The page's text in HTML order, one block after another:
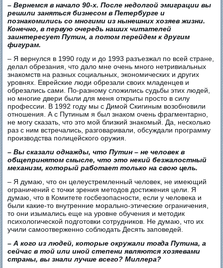
– Вернемся в начало 90-х. После недолгой эмиграции вы
решили заняться бизнесом в Петербурге и
познакомились со многими из нынешних хозяев жизни.
Конечно, в первую очередь наших читателей
заинтересует Путин, а потом перейдем к другим
фигурам.
– Я вернулся в 1990 году и до 1993 разъезжал по всей стране,
делал обрезания, что дало мне очень много нетривиальных
знакомств на разных социальных, экономических и других
уровнях. Еврейские люди обрезали своих младенцев и
обрезались сами. По-разному сложились судьбы этих людей,
но многие двери были для меня открыты просто в силу
профессии. В 1992 году мы с Димой Скигиным возобновили
отношения. А с Путиным я был знаком очень фрагментарно,
не могу сказать, что это мой близкий знакомый. Да, несколько
раз с ним встречались, разговаривали, обсуждали программу
производства полицейского оружия.
– Вы сказали однажды, что Путин – не человек в
общепринятом смысле, что это некий безжалостный
механизм, который работает только на свою цель.
– Я думаю, что он целеустремленный человек, не имеющий
ограничений с точки зрения методов достижения цели. Я
думаю, что в Комитете госбезопасности, если у человека и
были какие-то внутренние морально-этические ограничения,
то они изымались еще на уровне обучения и методик
психологической подготовки сотрудников. Не думаю, что их
учили самоотверженно соблюдать Десять заповедей.
– А кого из людей, которые окружали тогда Путина, а
сейчас в той или иной степени являются хозяевами
страны, вы знали лучше всего? Миллера?